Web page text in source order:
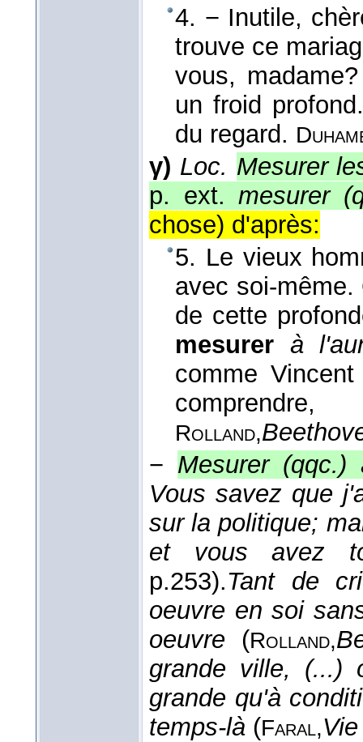
4. − Inutile,
trouve ce
vous,
un froid
du regard.
γ) Loc. Mesurer
p. ext. mesurer
chose) d'après:
5. Le vieux
avec soi-
de cette
mesurer à
comme
Rolland,
− Mesurer
Vous savez que
sur la politique;
et vous avez
p.253).Tant de
oeuvre en soi
oeuvre (Rolland,
grande ville, (...)
grande qu'à
temps-là (Faral,